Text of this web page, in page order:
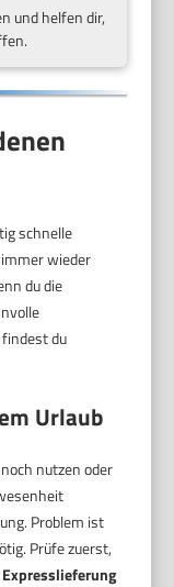
und helfen dir,
schnelle
wieder
du die
du
Urlaub
nutzen oder
Problem ist
Prüfe zuerst,
Expresslieferung